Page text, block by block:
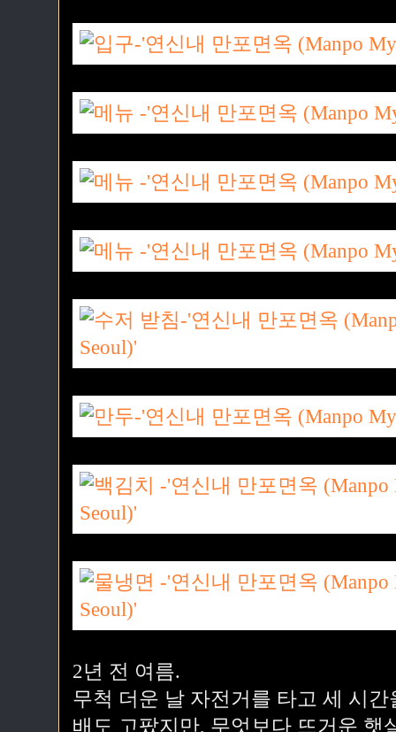
2년 전 여름.
무척 더운 날 자전거를 타고 세 시
배도 고팠지만, 무엇보다 뜨거운 햇